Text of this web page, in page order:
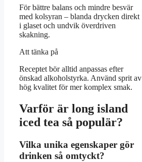
För bättre balans och mindre besvär
med kolsyran – blanda drycken direkt
i glaset och undvik överdriven
skakning.
Att tänka på
Receptet bör alltid anpassas efter
önskad alkoholstyrka. Använd sprit av
hög kvalitet för mer komplex smak.
Varför är long island
iced tea så populär?
Vilka unika egenskaper gör
drinken så omtyckt?